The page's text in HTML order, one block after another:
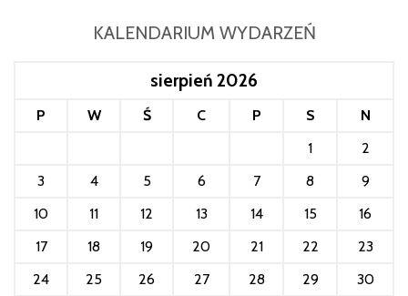
KALENDARIUM WYDARZEŃ
sierpień 2026
P W Ś C P S
N
1
2
3
4 5 6 7 8
9
10
11 12 13 14 15
16
17
18 19 20 21 22
23
24
25 26 27 28 29
30